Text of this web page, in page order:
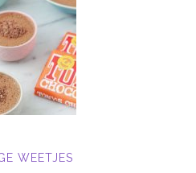
WEETJES